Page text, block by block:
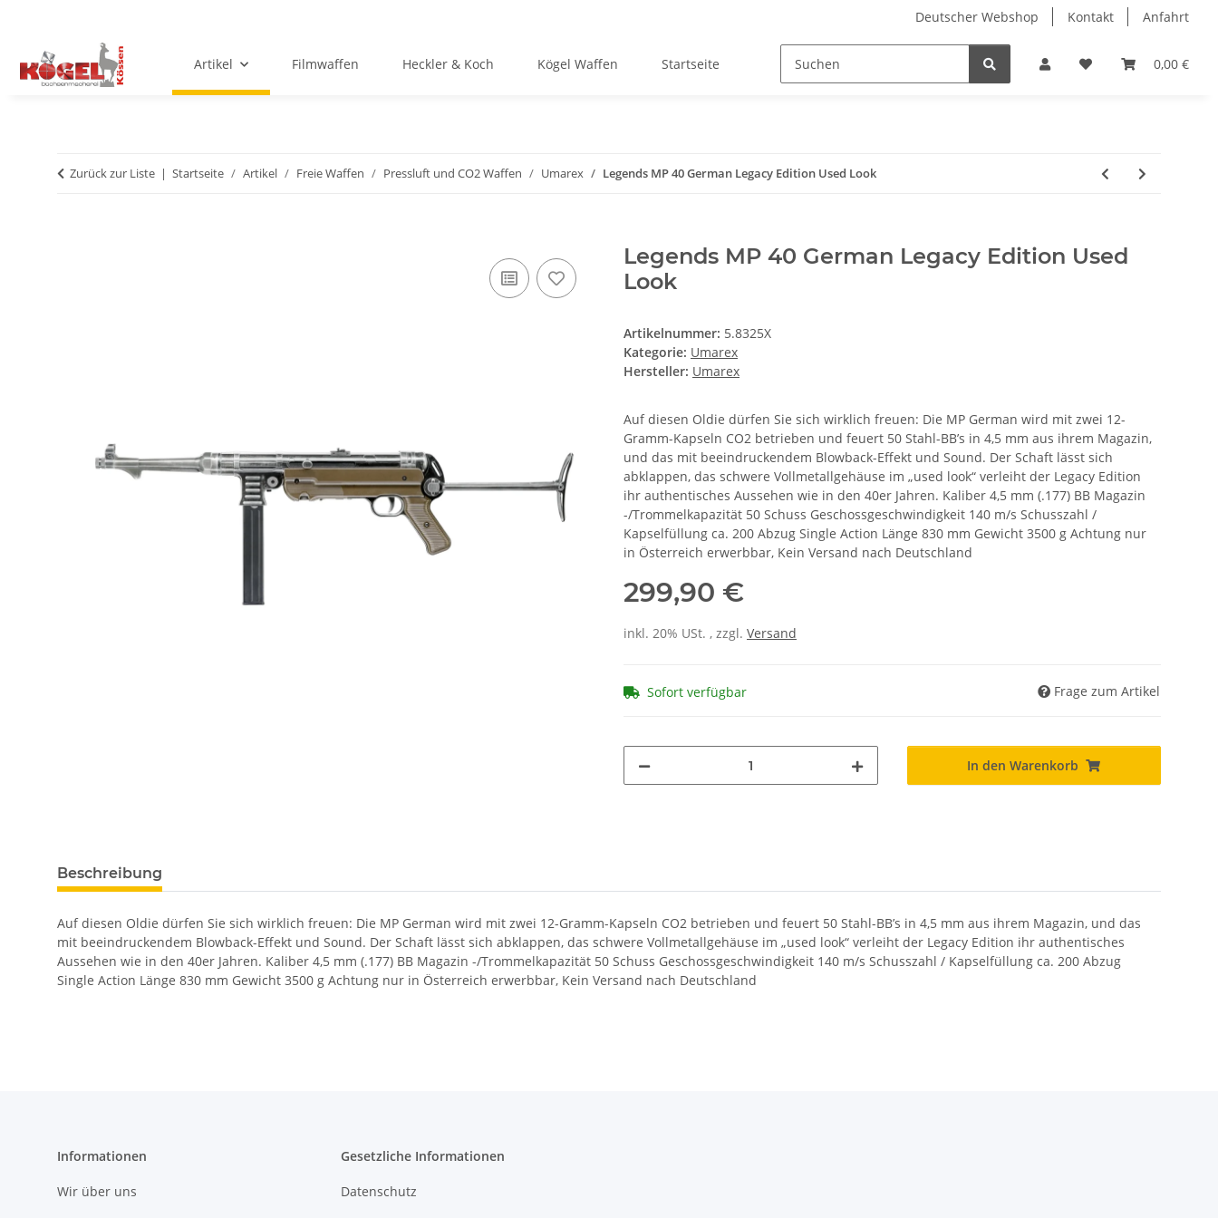
Deutscher Webshop Kontakt Anfahrt
0,00 €
Artikel Filmwaffen Heckler & Koch Kögel Waffen Startseite
Zurück zur Liste Startseite Artikel Freie Waffen Pressluft und CO2 Waffen Umarex Legends MP 40 German Legacy Edition Used Look
Legends MP 40 German Legacy Edition Used
Look
Artikelnummer: 5.8325X
Kategorie: Umarex
Hersteller: Umarex
Auf diesen Oldie dürfen Sie sich wirklich freuen: Die MP German wird mit zwei 12-
Gramm-Kapseln CO2 betrieben und feuert 50 Stahl-BB’s in 4,5 mm aus ihrem Magazin,
und das mit beeindruckendem Blowback-Effekt und Sound. Der Schaft lässt sich
abklappen, das schwere Vollmetallgehäuse im „used look“ verleiht der Legacy Edition
ihr authentisches Aussehen wie in den 40er Jahren. Kaliber 4,5 mm (.177) BB Magazin
-/Trommelkapazität 50 Schuss Geschossgeschwindigkeit 140 m/s Schusszahl /
Kapselfüllung ca. 200 Abzug Single Action Länge 830 mm Gewicht 3500 g Achtung nur
in Österreich erwerbbar, Kein Versand nach Deutschland
299,90 €
inkl. 20% USt. , zzgl. Versand
Sofort verfügbar Frage zum Artikel
In den Warenkorb
Beschreibung
Auf diesen Oldie dürfen Sie sich wirklich freuen: Die MP German wird mit zwei 12-Gramm-Kapseln CO2 betrieben und feuert 50 Stahl-BB’s in 4,5 mm aus ihrem Magazin, und das
mit beeindruckendem Blowback-Effekt und Sound. Der Schaft lässt sich abklappen, das schwere Vollmetallgehäuse im „used look“ verleiht der Legacy Edition ihr authentisches
Aussehen wie in den 40er Jahren. Kaliber 4,5 mm (.177) BB Magazin -/Trommelkapazität 50 Schuss Geschossgeschwindigkeit 140 m/s Schusszahl / Kapselfüllung ca. 200 Abzug
Single Action Länge 830 mm Gewicht 3500 g Achtung nur in Österreich erwerbbar, Kein Versand nach Deutschland
Informationen
Wir über uns
Gesetzliche Informationen
Datenschutz